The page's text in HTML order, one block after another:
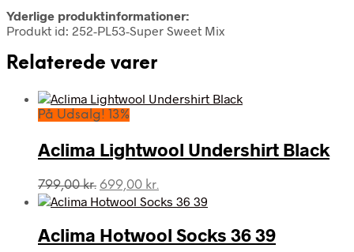
Yderlige produktinformationer:
Produkt id: 252-PL53-Super Sweet Mix
Relaterede varer
På Udsalg! 13%
Aclima Lightwool Undershirt Black
799,00kr. Den
oprindelige
var:
799,00 kr..
699,00 kr.
aktuelle
er:
699,00 kr..
Aclima Hotwool Socks 36 39